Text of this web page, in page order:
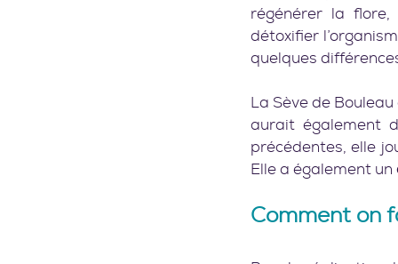
régénérer la flore,
détoxifier
quelques
La Sève de
aurait également
précédentes, elle
Elle a également un
Comment